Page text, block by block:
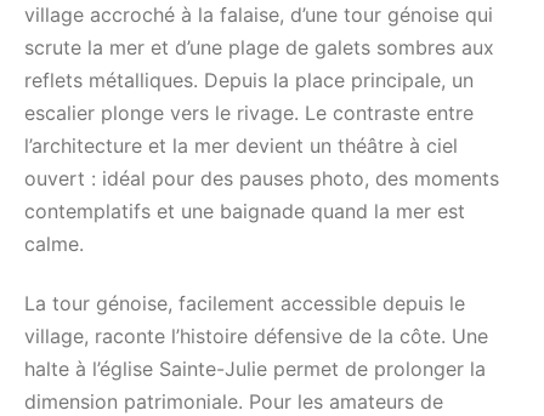
village accroché à la falaise, d’une tour génoise qui
scrute la mer et d’une plage de galets sombres aux
reflets métalliques. Depuis la place principale, un
escalier plonge vers le rivage. Le contraste entre
l’architecture et la mer devient un théâtre à ciel
ouvert : idéal pour des pauses photo, des moments
contemplatifs et une baignade quand la mer est
calme.
La tour génoise, facilement accessible depuis le
village, raconte l’histoire défensive de la côte. Une
halte à l’église Sainte-Julie permet de prolonger la
dimension patrimoniale. Pour les amateurs de